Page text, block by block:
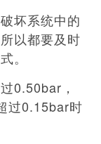
坏系统中的
以都要及时
。
0.50bar，
过0.15bar时